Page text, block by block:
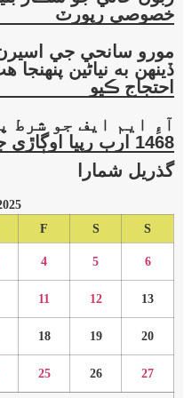
خصوصي رپورٽ
ڏينهن به نياڻين
احتجاج ڪيو
آءِ ايم ايف جو شرط
1468 ارب رپيا اوڳاڙي جي تياري
گذريل شمارا
F S S
4 5 6
11 12 13
18 19 20
25 26 27